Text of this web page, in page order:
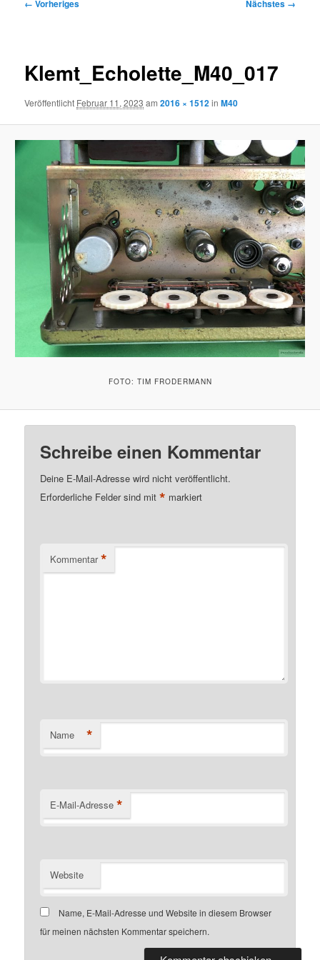
← Vorheriges Nächstes →
Klemt_Echolette_M40_017
Veröffentlicht Februar 11, 2023 am2016 × 1512inM40
FOTO: TIM FRODERMANN
Schreibe einen Kommentar
Deine E-Mail-Adresse wird nicht veröffentlicht.
Erforderliche Felder sind mit* markiert
Kommentar *
Name *
E-Mail-Adresse *
Website
Name, E-Mail-Adresse und Website in diesem Browser
für meinen nächsten Kommentar speichern.